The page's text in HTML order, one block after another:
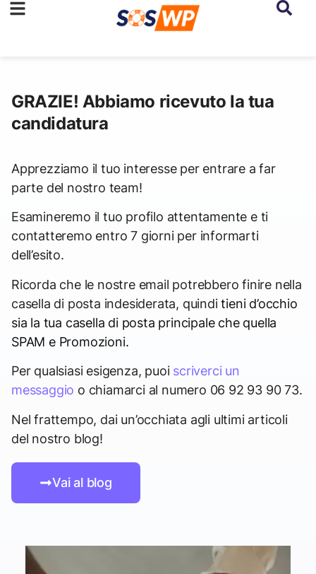
GRAZIE! Abbiamo ricevuto la tua
candidatura
Apprezziamo il tuo interesse per entrare a far
parte del nostro team!
Esamineremo il tuo profilo attentamente e ti
contatteremo entro 7 giorni per informarti
dell’esito.
Ricorda che le nostre email potrebbero finire nella
casella di posta indesiderata, quinditieni d’occhio
sia la tua casella di posta principale che quella
SPAM e Promozioni.
Per qualsiasi esigenza, puoi scriverci un
messaggio o chiamarci al numero 06 92 93 90 73.
Nel frattempo, dai un’occhiata agli ultimi articoli
del nostro blog!
Vai al blog